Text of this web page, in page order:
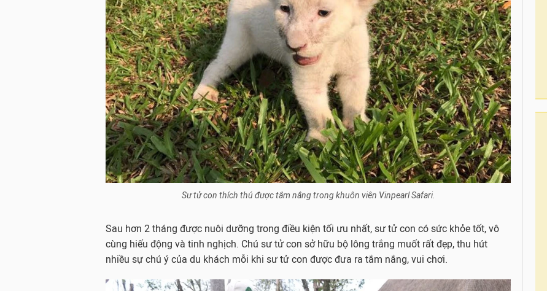
Sư tử con thích thú được tắm nắng trong khuôn viên Vinpearl Safari.
Sau hơn 2 tháng được nuôi dưỡng trong điều kiện tối ưu nhất, sư tử con có sức khỏe tốt, vô
cùng hiếu động và tinh nghịch. Chú sư tử con sở hữu bộ lông trắng muốt rất đẹp, thu hút
nhiều sự chú ý của du khách mỗi khi sư tử con được đưa ra tắm nắng, vui chơi.